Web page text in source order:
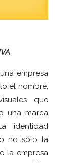
empresa
el nombre,
que
una marca
identidad
no sólo la
la empresa